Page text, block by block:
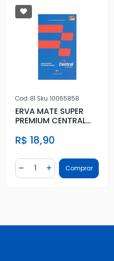
Cod. 81 Sku.10065858
ERVA MATE SUPER
PREMIUM CENTRAL
R$ 18,90
Diminuir Quantidade
Quantidade
Adicionar Quantidade
Comprar